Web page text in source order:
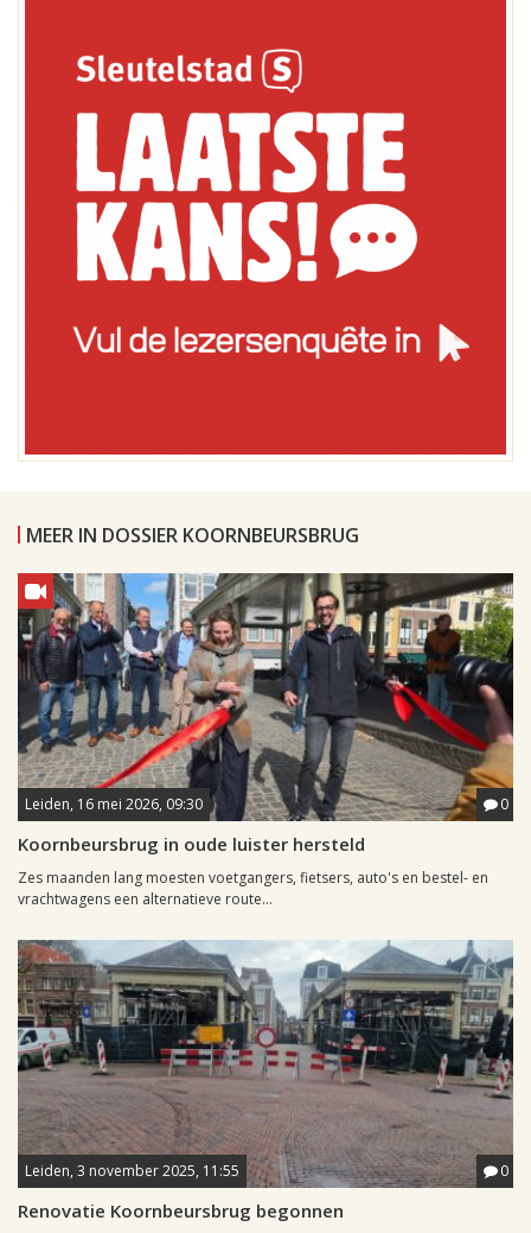
MEER IN DOSSIER KOORNBEURSBRUG
Leiden, 16 mei 2026, 09:30 0
Koornbeursbrug in oude luister hersteld
Zes maanden lang moesten voetgangers, fietsers, auto's en bestel- en
vrachtwagens een alternatieve route...
Leiden, 3 november 2025, 11:55 0
Renovatie Koornbeursbrug begonnen